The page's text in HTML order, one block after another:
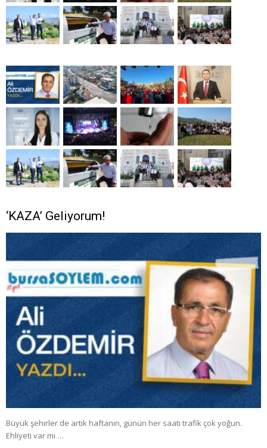
‘KAZA’ Geliyorum!
Büyük şehirler de artık haftanın, günün her saati trafik çok yoğun.
Ehliyeti var mı …